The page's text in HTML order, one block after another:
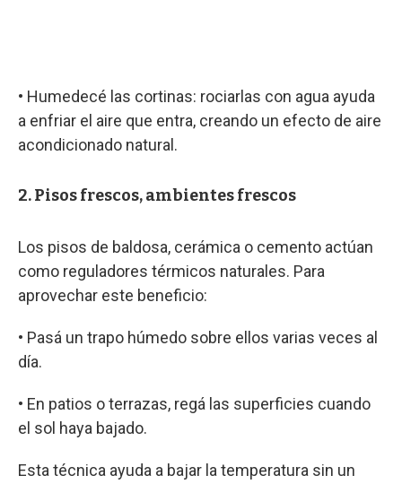
• Humedecé las cortinas: rociarlas con agua ayuda
a enfriar el aire que entra, creando un efecto de aire
acondicionado natural.
2. Pisos frescos, ambientes frescos
Los pisos de baldosa, cerámica o cemento actúan
como reguladores térmicos naturales. Para
aprovechar este beneficio:
• Pasá un trapo húmedo sobre ellos varias veces al
día.
• En patios o terrazas, regá las superficies cuando
el sol haya bajado.
Esta técnica ayuda a bajar la temperatura sin un